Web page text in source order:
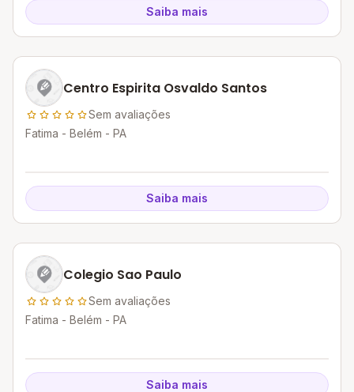
Saiba mais
Centro Espirita Osvaldo Santos
Sem avaliações
Fatima - Belém - PA
Saiba mais
Colegio Sao Paulo
Sem avaliações
Fatima - Belém - PA
Saiba mais